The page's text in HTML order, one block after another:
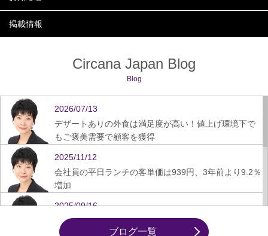
掲載情報
Circana Japan Blog
Blog
2026/07/13
デザートありの外食は満足度が高い！値上げ環境下で
もご褒美需要で顧客を獲得
2025/11/12
会社員の平日ランチの客単価は939円、3年前より9.2％
増加
2025/09/16
ぎょうざ、スーパーから飲食店への需要シフト鮮明に
ブログ一覧